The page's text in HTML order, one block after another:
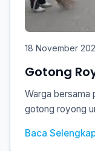
18 November
Gotong
Warga bersama
gotong royong
Baca